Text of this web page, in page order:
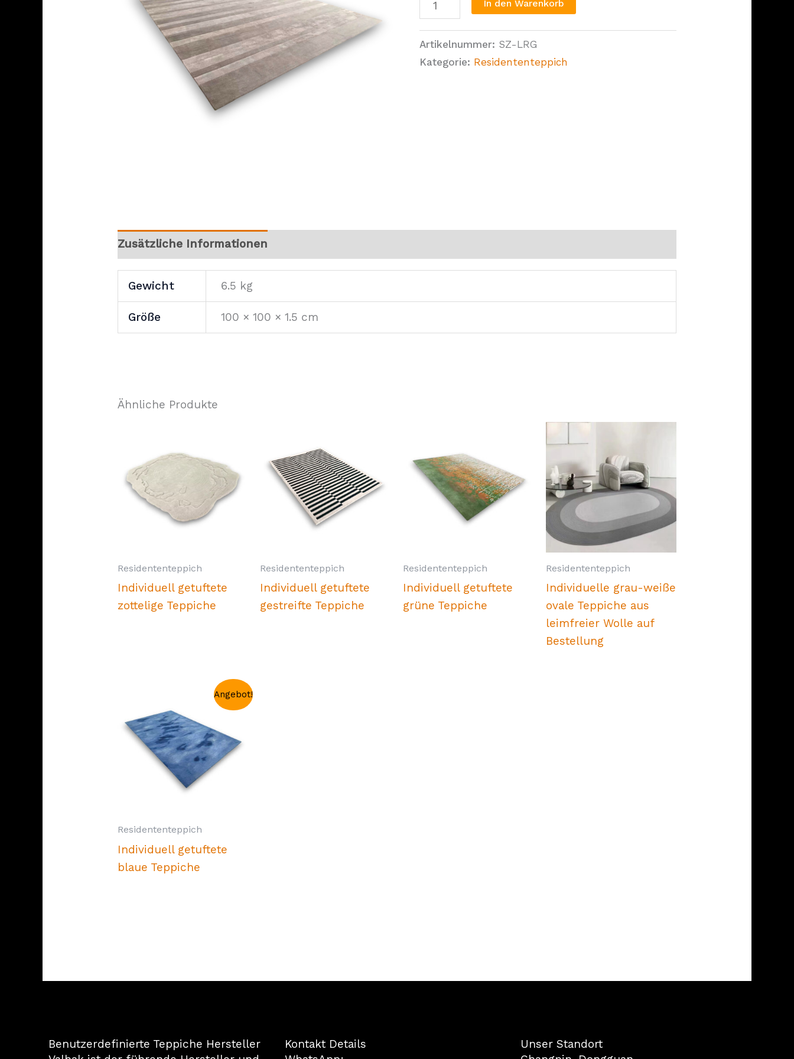
In den Warenkorb
Artikelnummer: SZ-LRG
Kategorie: Residententeppich
Zusätzliche Informationen
Gewicht 6.5 kg
Größe 100 × 100 × 1.5 cm
Ähnliche Produkte
Residententeppich
Individuell getuftete
zottelige Teppiche
Residententeppich
Individuell getuftete
gestreifte Teppiche
Residententeppich
Individuell getuftete
grüne Teppiche
Residententeppich
Individuelle grau-weiße
ovale Teppiche aus
leimfreier Wolle auf
Bestellung
Angebot!
Residententeppich
Individuell getuftete
blaue Teppiche
Benutzerdefinierte Teppiche Hersteller
Kontakt Details
Unser Standort